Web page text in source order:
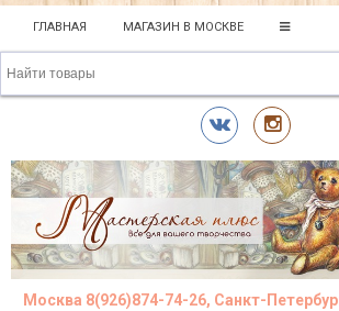
ГЛАВНАЯ МАГАЗИН В МОСКВЕ
Москва 8(926)874-74-26, Санкт-